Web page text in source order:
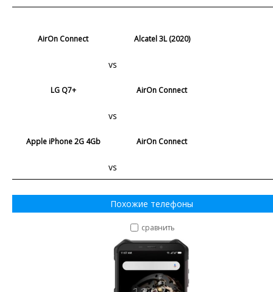
AirOn Connect
vs
Alcatel 3L (2020)
LG Q7+
vs
AirOn Connect
Apple iPhone 2G 4Gb
vs
AirOn Connect
Похожие телефоны
сравнить